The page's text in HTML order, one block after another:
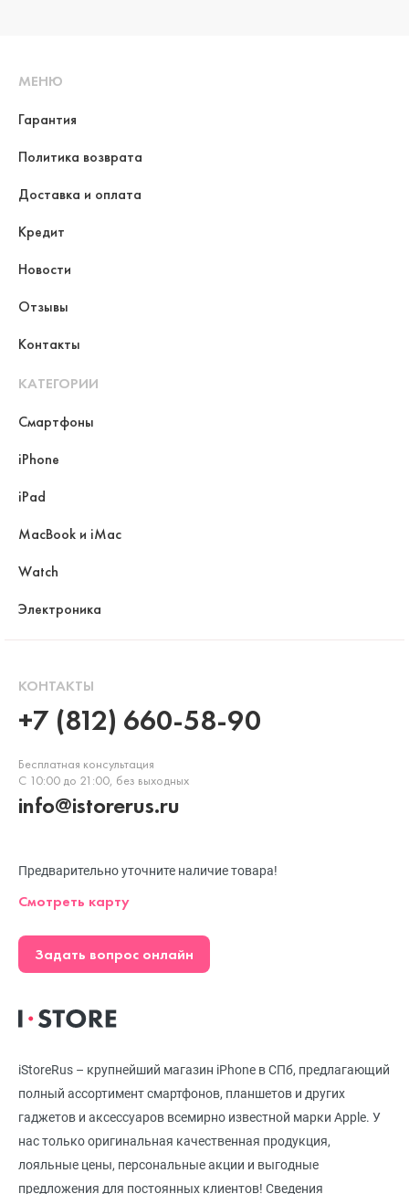
iStoreRus – крупнейший магазин iPhone в СПб, предлагающий
полный ассортимент смартфонов, планшетов и других
гаджетов и аксессуаров всемирно известной марки Apple. У
нас только оригинальная качественная продукция,
лояльные цены, персональные акции и выгодные
предложения для постоянных клиентов! Сведения
МЕНЮ
Гарантия
Политика возврата
Доставка и оплата
Кредит
Новости
Отзывы
Контакты
КАТЕГОРИИ
Смартфоны
iPhone
iPad
MacBook и iMac
Watch
Электроника
КОНТАКТЫ
+7 (812) 660-58-90
Бесплатная консультация
С 10:00 до 21:00, без выходных
info@istorerus.ru
Предварительно уточните наличие товара!
Смотреть карту
Задать вопрос онлайн